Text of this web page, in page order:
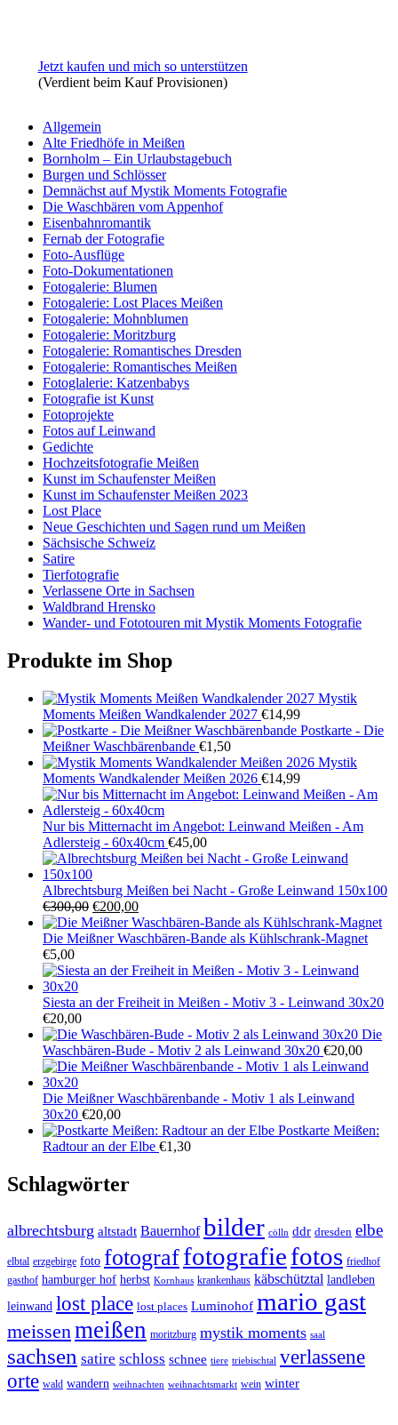
Jetzt kaufen und mich so unterstützen
(Verdient beim Kauf Provisionen)
Allgemein
Alte Friedhöfe in Meißen
Bornholm – Ein Urlaubstagebuch
Burgen und Schlösser
Demnächst auf Mystik Moments Fotografie
Die Waschbären vom Appenhof
Eisenbahnromantik
Fernab der Fotografie
Foto-Ausflüge
Foto-Dokumentationen
Fotogalerie: Blumen
Fotogalerie: Lost Places Meißen
Fotogalerie: Mohnblumen
Fotogalerie: Moritzburg
Fotogalerie: Romantisches Dresden
Fotogalerie: Romantisches Meißen
Fotoglalerie: Katzenbabys
Fotografie ist Kunst
Fotoprojekte
Fotos auf Leinwand
Gedichte
Hochzeitsfotografie Meißen
Kunst im Schaufenster Meißen
Kunst im Schaufenster Meißen 2023
Lost Place
Neue Geschichten und Sagen rund um Meißen
Sächsische Schweiz
Satire
Tierfotografie
Verlassene Orte in Sachsen
Waldbrand Hrensko
Wander- und Fototouren mit Mystik Moments Fotografie
Produkte im Shop
Mystik
Moments Meißen Wandkalender 2027 €14,99
Postkarte - Die
Meißner Waschbärenbande €1,50
Mystik
Moments Wandkalender Meißen 2026 €14,99
Nur bis Mitternacht im Angebot: Leinwand Meißen - Am
Adlersteig - 60x40cm €45,00
Albrechtsburg Meißen bei Nacht - Große Leinwand 150x100
€300,00 Ursprünglicher
Preis
war:
€200,00Aktueller
Preis
ist:
Die Meißner Waschbären-Bande als Kühlschrank-Magnet
€5,00
Siesta an der Freiheit in Meißen - Motiv 3 - Leinwand 30x20
€20,00
Die
Waschbären-Bude - Motiv 2 als Leinwand 30x20 €20,00
Die Meißner Waschbärenbande - Motiv 1 als Leinwand
30x20 €20,00
Postkarte Meißen:
Radtour an der Elbe €1,30
Schlagwörter
albrechtsburg altstadt Bauernhof bilder cölln ddr dresden elbe
elbtal erzgebirge foto fotograffotografiefotos friedhof
gasthof hamburger hof herbst Kornhaus krankenhaus käbschütztal landleben
leinwand lost place lost places Luminohof mario gast
meissenmeißen moritzburg mystik moments saal
sachsen satire schloss schnee tiere triebischtal verlassene
orte wald wandern weihnachten weihnachtsmarkt wein winter